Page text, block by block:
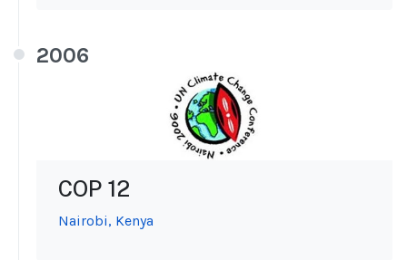
2006
COP 12
Nairobi, Kenya